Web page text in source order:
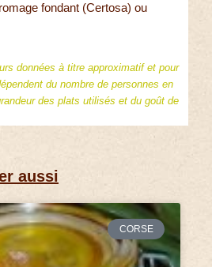
fondant (Certosa) ou
données à titre approximatif et pour
du nombre de personnes en
des plats utilisés et du goût de
aussi
CORSE